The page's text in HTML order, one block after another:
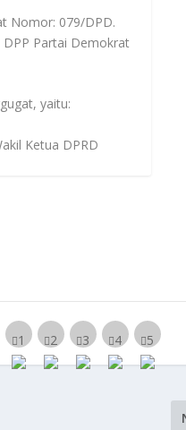
Nomor: 079/DPD.
DPP Partai Demokrat
yaitu:
Ketua DPRD